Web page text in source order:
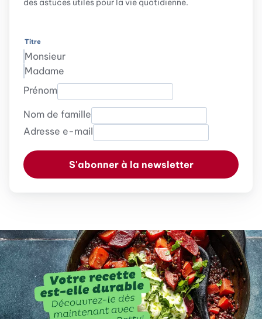
des astuces utiles pour la vie quotidienne.
Titre
Monsieur
Madame
Prénom
Nom de famille
Adresse e-mail
S'abonner à la newsletter